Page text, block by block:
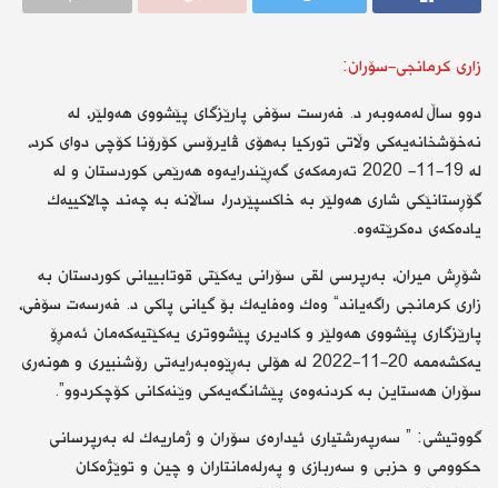
زاری كرمانجی-سۆران:
دوو ساڵ لەمەوبەر د. فەرست سۆفی پارێزگای پێشووی هەولێر، لە
نەخۆشخانەیەكی وڵاتی توركیا بەهۆی ڤایرۆسی كۆرۆنا كۆچی دوای كرد،
لە 19-11- 2020 تەرمەكەی گەڕێندرایەوە هەرێمی كوردستان و لە
گۆڕستانێكی شاری هەولێر بە خاكسپێردرا، ساڵانە بە چەند چالاكییەك
یادەكەی دەكرێتەوە.
شۆڕش میران، بەرپرسی لقی سۆرانی یەكێتی قوتابییانی كوردستان بە
زاری كرمانجی راگەیاند“ وەك وەفایەك بۆ گیانی پاكی د. فەرسەت سۆفی،
پارێزگاری پێشووی هەولێر و كادیری پێشووتری یەكێتیەكەمان ئەمڕۆ
یەكشەممە 20-11-2022 لە هۆلی بەڕێوەبەرایەتی رۆشنبیری و هونەری
سۆران هەستاین بە كردنەوەی پێشانگەیەكی وێنەكانی كۆچكردوو”.
گووتیشی: ” سەرپەرشتیاری ئیدارەی سۆران و ژماریەك لە بەرپرسانی
حكوومی و حزبی و سەربازی و پەرلەمانتاران و چین و توێژەكان